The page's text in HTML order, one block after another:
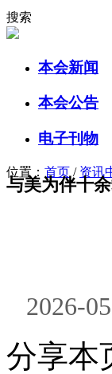
搜索
本会新闻
本会公告
电子刊物
位置： 首页 / 资讯
与美为伴十
2026-
分享本